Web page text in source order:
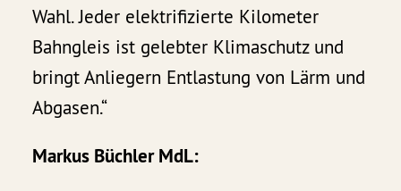
Wahl. Jeder elektrifizierte Kilometer
Bahngleis ist gelebter Klimaschutz und
bringt Anliegern Entlastung von Lärm und
Abgasen.“
Markus Büchler MdL: